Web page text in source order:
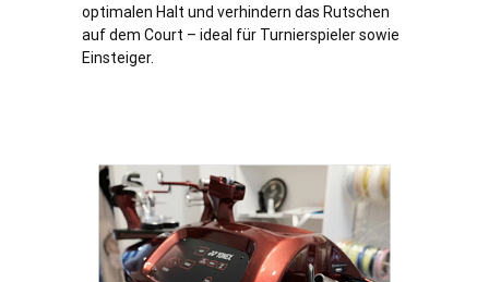
optimalen Halt und verhindern das Rutschen
auf dem Court – ideal für Turnierspieler sowie
Einsteiger.